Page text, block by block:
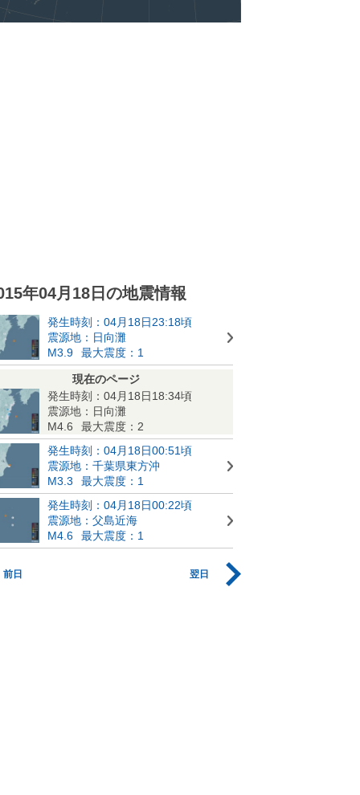
年04月18日の地震情報
発生時刻：04月18日23:18頃
震源地：日向灘
M3.9
最大震度：1
現在のページ
発生時刻：04月18日18:34頃
震源地：日向灘
M4.6
最大震度：2
発生時刻：04月18日00:51頃
震源地：千葉県東方沖
M3.3
最大震度：1
発生時刻：04月18日00:22頃
震源地：父島近海
M4.6
最大震度：1
前日 翌日